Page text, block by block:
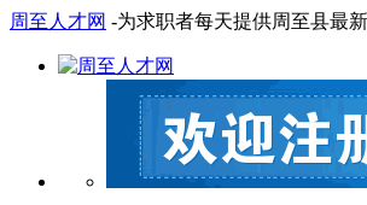
周至人才网 -为求职者每天提供周至县最新